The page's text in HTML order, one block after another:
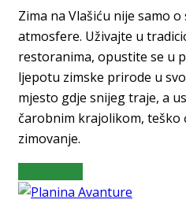
Zima na Vlašiću nije samo
atmosfere. Uživajte u
restoranima, opustite se u
ljepotu zimske prirode u
mjesto gdje snijeg traje, a
čarobnim krajolikom, teško
zimovanje.